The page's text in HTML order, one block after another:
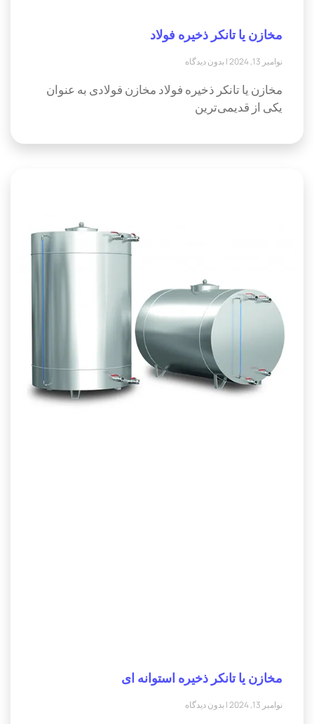
مخازن یا تانکر ذخیره فولاد
نوامبر 13, 2024 بدون دیدگاه
مخازن یا تانکر ذخیره فولاد مخازن فولادی به عنوان
یکی از قدیمی‌ترین
مخازن یا تانکر ذخیره استوانه ای
نوامبر 13, 2024 بدون دیدگاه